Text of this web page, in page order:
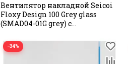
Вентилятор накладной Seicoi
Floxy Design 100 Grey glass
(SMAD04-01G grey) с
−34%